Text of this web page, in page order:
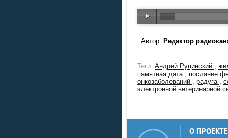
Автор: Редактор
Теги: Андрей Руцинский ,
памятная дата , послание
онкозаболеваний , радуга ,
электронной ветеринарной
О ПРОЕКТЕ